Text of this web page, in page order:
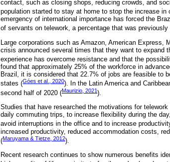
contact, such as closing shops, reducing crowds, and
population started to stay at home to stop the increase in
emergency of international importance has forced the
of servants on telework, a percentage that was
Large corporations such as Amazon, American
crisis announced several times that they want to expand
experience has overcome resistance and that the
found that approximately 25% of the workforce in
Brazil, it is considered that 22.7% of jobs are feasible to
states (Góes et al., 2020). In the Latin America and
second half of 2020 (Maurizio, 2021).
Studies that have researched the motivations for
daily commuting trips, to increase flexibility during the
avoid interruptions in the office and to increase
increased productivity, reduced accommodation costs,
(Maruyama & Tietze, 2012).
Recent research continues to show numerous benefits